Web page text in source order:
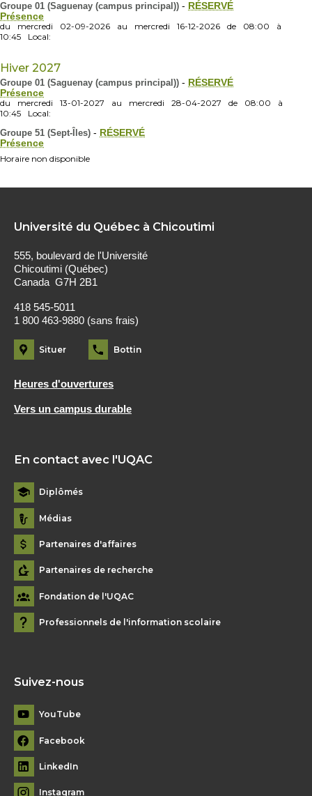
Groupe 01 (Saguenay (campus principal)) - RÉSERVÉ
Présence
du
mercredi 02-09-2026 au mercredi 16-12-2026 de 08:00
à
10:45
Local:
Hiver 2027
Groupe 01 (Saguenay (campus principal)) - RÉSERVÉ
Présence
du
mercredi 13-01-2027 au mercredi 28-04-2027 de 08:00
à
10:45
Local:
Groupe 51 (Sept-Îles) - RÉSERVÉ
Présence
Horaire non disponible
Université du Québec à Chicoutimi
555, boulevard de l'Université
Chicoutimi (Québec)
Canada G7H 2B1
418 545-5011
1 800 463-9880 (sans frais)
Situer Bottin
Heures d'ouvertures
Vers un campus durable
En contact avec l'UQAC
Diplômés
Médias
Partenaires d'affaires
Partenaires de recherche
Fondation de l'UQAC
Professionnels de l'information scolaire
Suivez-nous
YouTube
Facebook
LinkedIn
Instagram